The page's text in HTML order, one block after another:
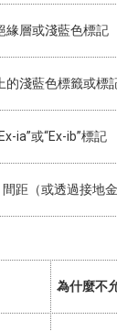
緣層或淺藍色標記
的淺藍色標籤或標記
ia”或“Ex-ib”標記
距（或透過接地金屬
為什麼不允許